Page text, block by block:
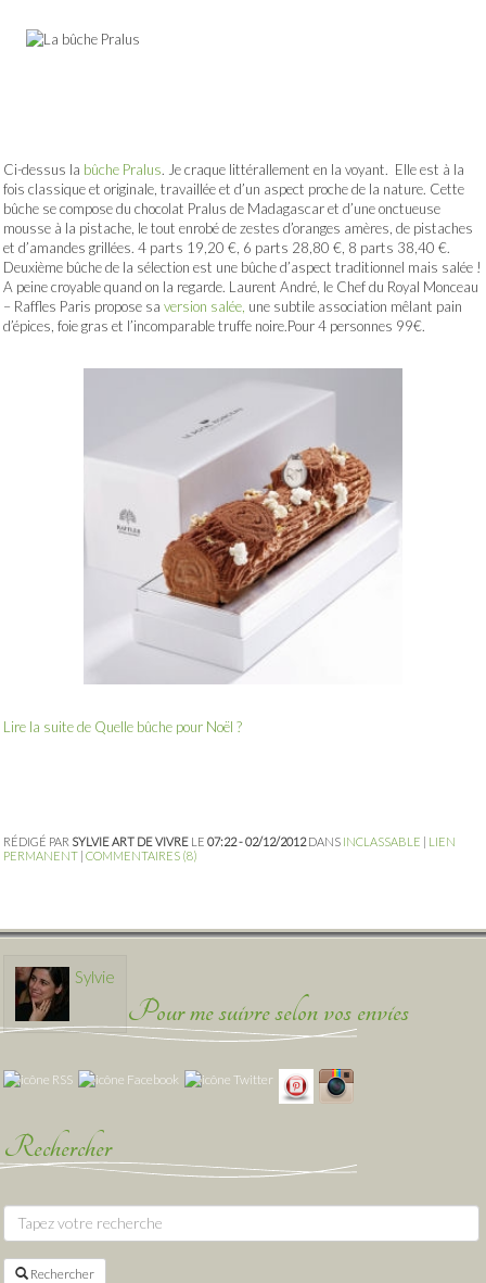
Ci-dessus la bûche Pralus. Je craque littérallement en la voyant. Elle est à la
fois classique et originale, travaillée et d’un aspect proche de la nature. Cette
bûche se compose du chocolat Pralus de Madagascar et d’une onctueuse
mousse à la pistache, le tout enrobé de zestes d’oranges amères, de pistaches
et d’amandes grillées. 4 parts 19,20 €, 6 parts 28,80 €, 8 parts 38,40 €.
Deuxième bûche de la sélection est une bûche d’aspect traditionnel mais salée !
A peine croyable quand on la regarde. Laurent André, le Chef du Royal Monceau
– Raffles Paris propose sa version salée, une subtile association mêlant pain
d’épices, foie gras et l’incomparable truffe noire.Pour 4 personnes 99€.
Lire la suite de Quelle bûche pour Noël ?
RÉDIGÉ PAR SYLVIE ART DE VIVRE LE 07:22 - 02/12/2012DANS INCLASSABLE | LIEN
PERMANENT | COMMENTAIRES (8)
Sylvie
Pour me suivre selon vos envies
Rechercher
Rechercher